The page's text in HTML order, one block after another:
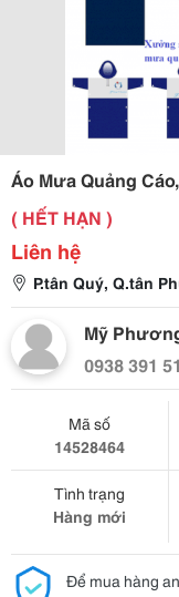
Áo Mưa Quảng
( HẾT HẠN )
Liên hệ
P.tân Quý, Q.tân
Mỹ
0938 391
Mã số
14528464
Tình trạng
Hàng mới
Để mua hàng